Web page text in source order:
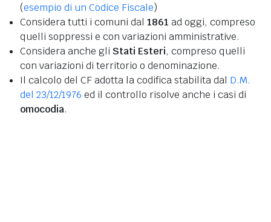
(esempio di un Codice Fiscale)
Considera tutti i comuni dal 1861 ad oggi, compreso
quelli soppressi e con variazioni amministrative.
Considera anche gli Stati Esteri, compreso quelli
con variazioni di territorio o denominazione.
Il calcolo del CF adotta la codifica stabilita dal D.M.
del 23/12/1976 ed il controllo risolve anche i casi di
omocodia.